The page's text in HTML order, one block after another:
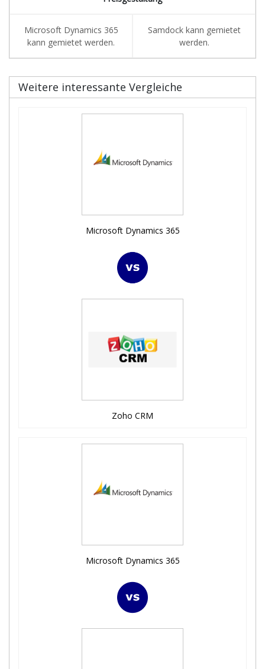
Microsoft Dynamics 365
kann gemietet werden.
Samdock kann gemietet
werden.
Weitere interessante Vergleiche
Microsoft Dynamics 365
Zoho CRM
Microsoft Dynamics 365